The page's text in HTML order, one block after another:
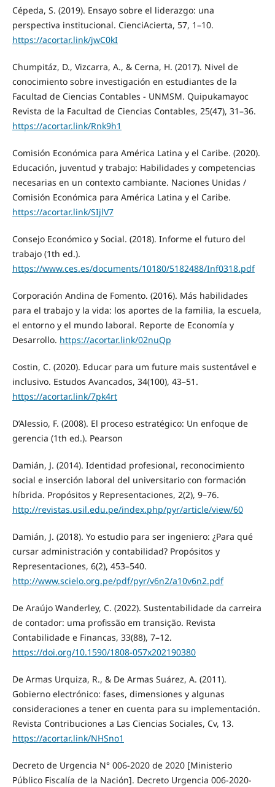
Cépeda, S. (2019). Ensayo sobre el liderazgo: una
perspectiva institucional. CienciAcierta, 57, 1–10.
https://acortar.link/jwC0kI
Chumpitáz, D., Vizcarra, A., & Cerna, H. (2017). Nivel de
conocimiento sobre investigación en estudiantes de la
Facultad de Ciencias Contables - UNMSM. Quipukamayoc
Revista de la Facultad de Ciencias Contables, 25(47), 31–36.
https://acortar.link/Rnk9h1
Comisión Económica para América Latina y el Caribe. (2020).
Educación, juventud y trabajo: Habilidades y competencias
necesarias en un contexto cambiante. Naciones Unidas /
Comisión Económica para América Latina y el Caribe.
https://acortar.link/SIjlV7
Consejo Económico y Social. (2018). Informe el futuro del
trabajo (1th ed.).
https://www.ces.es/documents/10180/5182488/Inf0318.pdf
Corporación Andina de Fomento. (2016). Más habilidades
para el trabajo y la vida: los aportes de la familia, la escuela,
el entorno y el mundo laboral. Reporte de Economía y
Desarrollo. https://acortar.link/02nuQp
Costin, C. (2020). Educar para um future mais sustentável e
inclusivo. Estudos Avancados, 34(100), 43–51.
https://acortar.link/7pk4rt
D’Alessio, F. (2008). El proceso estratégico: Un enfoque de
gerencia (1th ed.). Pearson
Damián, J. (2014). Identidad profesional, reconocimiento
social e inserción laboral del universitario con formación
híbrida. Propósitos y Representaciones, 2(2), 9–76.
http://revistas.usil.edu.pe/index.php/pyr/article/view/60
Damián, J. (2018). Yo estudio para ser ingeniero: ¿Para qué
cursar administración y contabilidad? Propósitos y
Representaciones, 6(2), 453–540.
http://www.scielo.org.pe/pdf/pyr/v6n2/a10v6n2.pdf
De Araújo Wanderley, C. (2022). Sustentabilidade da carreira
de contador: uma profissão em transição. Revista
Contabilidade e Financas, 33(88), 7–12.
https://doi.org/10.1590/1808-057x202190380
De Armas Urquiza, R., & De Armas Suárez, A. (2011).
Gobierno electrónico: fases, dimensiones y algunas
consideraciones a tener en cuenta para su implementación.
Revista Contribuciones a Las Ciencias Sociales, Cv, 13.
https://acortar.link/NHSno1
Decreto de Urgencia N° 006-2020 de 2020 [Ministerio
Público Fiscalía de la Nación]. Decreto Urgencia 006-2020-